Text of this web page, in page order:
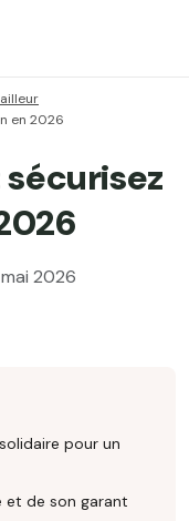
en 2026
2026
pour un
de son garant